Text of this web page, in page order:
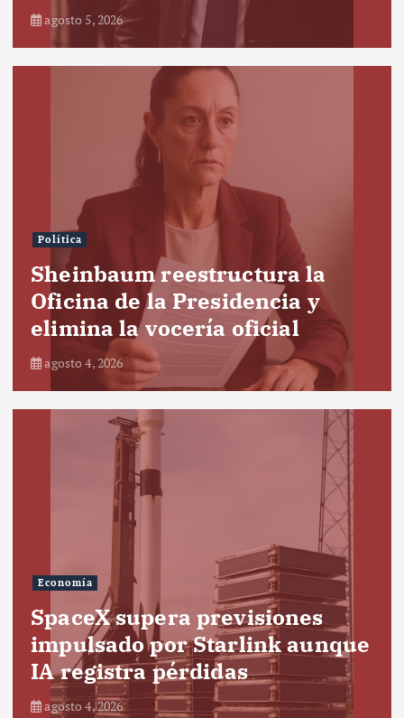
agosto 5, 2026
Política
Sheinbaum reestructura la
Oficina de la Presidencia y
elimina la vocería oficial
agosto 4, 2026
Economía
SpaceX supera previsiones
impulsado por Starlink aunque
IA registra pérdidas
agosto 4, 2026